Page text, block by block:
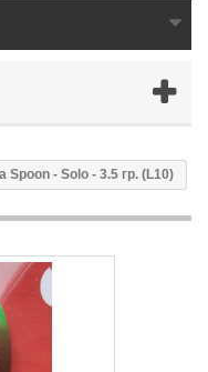
- Solo - 3.5 гр. (L10)